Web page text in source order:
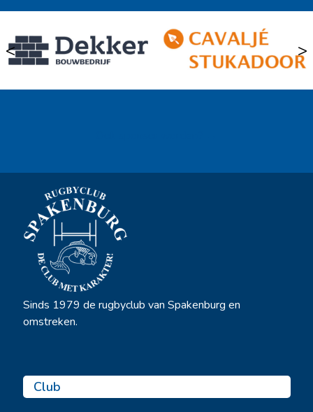
< >
Sinds 1979 de rugbyclub van Spakenburg en
omstreken.
Club